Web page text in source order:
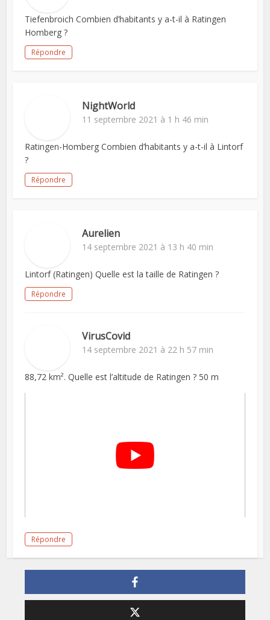
Tiefenbroich Combien d’habitants y a-t-il à Ratingen
Homberg ?
Répondre
NightWorld
11 septembre 2021 à 1 h 46 min
Ratingen-Homberg Combien d’habitants y a-t-il à Lintorf
?
Répondre
Aurelien
14 septembre 2021 à 13 h 40 min
Lintorf (Ratingen) Quelle est la taille de Ratingen ?
Répondre
VirusCovid
14 septembre 2021 à 22 h 57 min
88,72 km². Quelle est l’altitude de Ratingen ? 50 m
Répondre